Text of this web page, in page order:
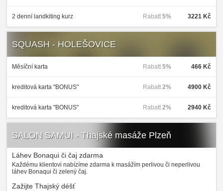
2 denní landkiting kurz 3221 Kč
Rabatt 5%
SQUASH - HOLEŠOVICE
Měsíční karta 466 Kč
Rabatt 5%
kreditová karta "BONUS" 4900 Kč
Rabatt 2%
kreditová karta "BONUS" 2940 Kč
Rabatt 2%
SALON SAMUI - Thajské masáže Plzeň
Láhev Bonaqui či čaj zdarma
Každému klientovi nabízíme zdarma k masážím perlivou či neperlivou
láhev Bonaqui či zelený čaj.
Zažijte Thajský déšť